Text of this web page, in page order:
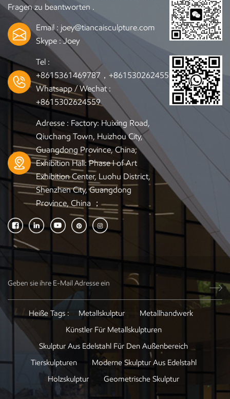
Fragen zu beantworten .
Email : joey@tiancaisculpture.com
Skype :Joey
Tel :
+8615361469787，+8615302624559
Whatsapp / Wechat :
+8615302624559
Adresse : Factory: Huixing Road,
Qiuchang Town, Huizhou City,
Guangdong Province, China;
Exhibition Hall: Phase I of Art
Exhibition Center, Luohu District,
Shenzhen City, Guangdong
Province, China ；
Heiße Tags : Metallskulptur
Metallhandwerk
Künstler Für Metallskulpturen
Skulptur Aus Edelstahl Für Den Außenbereich
Tierskulpturen
Moderne Skulptur Aus Edelstahl
Holzskulptur
Geometrische Skulptur